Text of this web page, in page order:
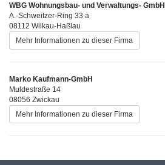
WBG Wohnungsbau- und Verwaltungs- GmbH
A.-Schweitzer-Ring 33 a
08112 Wilkau-Haßlau
Mehr Informationen zu dieser Firma
Marko Kaufmann-GmbH
Muldestraße 14
08056 Zwickau
Mehr Informationen zu dieser Firma